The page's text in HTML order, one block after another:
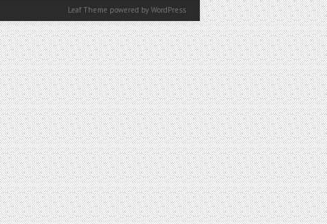
Leaf Theme powered by WordPress